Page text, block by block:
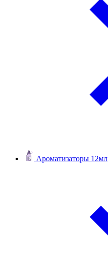
Ароматизаторы 12мл